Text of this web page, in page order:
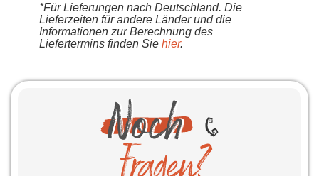
*Für Lieferungen nach Deutschland. Die
Lieferzeiten für andere Länder und die
Informationen zur Berechnung des
Liefertermins finden Sie hier.